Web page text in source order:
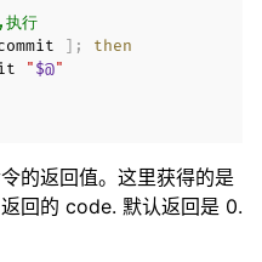
行
] ;
then
"$@"
的返回值。这里获得的是
回的 code. 默认返回是 0.